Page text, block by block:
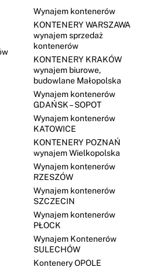
Wynajem kontenerów
KONTENERY WARSZAWA
wynajem sprzedaż
kontenerów
KONTENERY KRAKÓW
wynajem biurowe,
budowlane Małopolska
Wynajem kontenerów
GDAŃSK – SOPOT
Wynajem kontenerów
KATOWICE
KONTENERY POZNAŃ
wynajem Wielkopolska
Wynajem kontenerów
RZESZÓW
Wynajem kontenerów
SZCZECIN
Wynajem kontenerów
PŁOCK
Wynajem Kontenerów
SULECHÓW
Kontenery OPOLE